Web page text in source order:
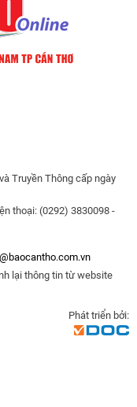
Truyền Thông cấp ngày
thoại: (0292) 3830098 -
lại thông tin từ website
Phát triển bởi: